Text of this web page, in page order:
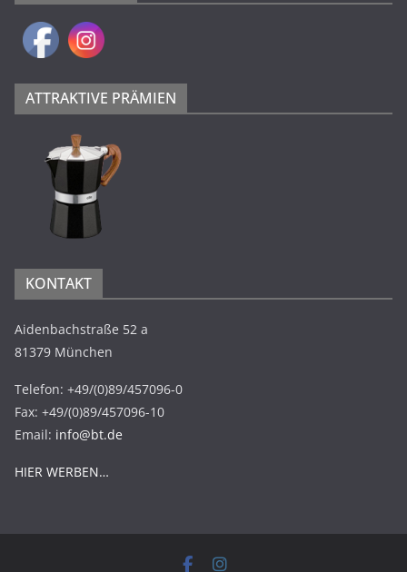
ATTRAKTIVE PRÄMIEN
KONTAKT
Aidenbachstraße 52 a
81379 München
Telefon: +49/(0)89/457096-0
Fax: +49/(0)89/457096-10
Email: info@bt.de
HIER WERBEN…